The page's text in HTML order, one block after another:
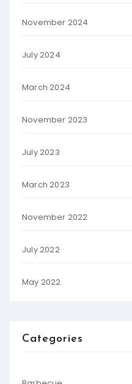
November 2024
July 2024
March 2024
November 2023
July 2023
March 2023
November 2022
July 2022
May 2022
Categories